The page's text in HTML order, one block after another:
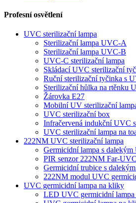
Profesní osvětlení
UVC sterilizační lampa
Sterilizační lampa UVC-A
Sterilizační lampa UVC-B
UVC-C sterilizační lampa
Skládací UVC sterilizační
Ruční sterilizační tyčinka s
Sterilizační hůlka na rtěnku
Žárovka E27
Mobilní UV sterilizační
UVC sterilizační box
Infračervená indukční UVC
UVC sterilizační lampa na
222NM UVC sterilizační lampa
Germicidní lampa s
PIR senzor 222NM Far-
Germicidní trubice s
222NM modul UVC
UVC germicidní lampa na kliky
LED UVC germicidní